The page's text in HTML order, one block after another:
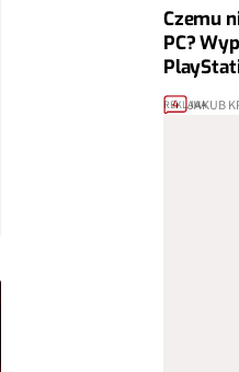
Czemu
PC?
4 JAKUB